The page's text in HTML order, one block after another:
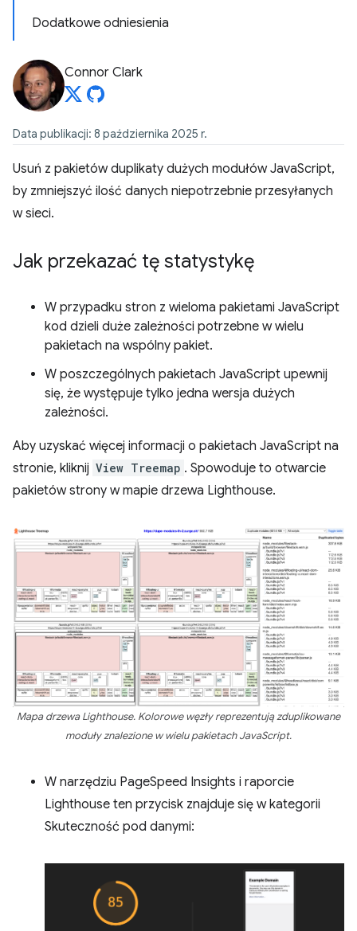
Dodatkowe odniesienia
Connor Clark
Data publikacji: 8 października 2025 r.
Usuń z pakietów duplikaty dużych modułów JavaScript,
by zmniejszyć ilość danych niepotrzebnie przesyłanych
w sieci.
Jak przekazać tę statystykę
W przypadku stron z wieloma pakietami JavaScript
kod dzieli duże zależności potrzebne w wielu
pakietach na wspólny pakiet.
W poszczególnych pakietach JavaScript upewnij
się, że występuje tylko jedna wersja dużych
zależności.
Aby uzyskać więcej informacji o pakietach JavaScript na
stronie, kliknij View Treemap . Spowoduje to otwarcie
pakietów strony w mapie drzewa Lighthouse.
Mapa drzewa Lighthouse. Kolorowe węzły reprezentują zduplikowane
moduły znalezione w wielu pakietach JavaScript.
W narzędziu PageSpeed Insights i raporcie
Lighthouse ten przycisk znajduje się w kategorii
Skuteczność pod danymi: